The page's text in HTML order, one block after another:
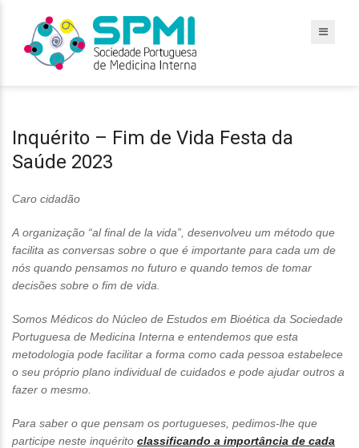
Inquérito – Fim de Vida Festa da
Saúde 2023
Inquérito
Fim
de
Vida
Festa
Saúde
2023
Caro cidadão
A organização “al final de la vida”, desenvolveu um método que
facilita as conversas sobre o que é importante para cada um de
nós quando pensamos no futuro e quando temos de tomar
decisões sobre o fim de vida.
Somos Médicos do Núcleo de Estudos em Bioética da Sociedade
Portuguesa de Medicina Interna e entendemos que esta
metodologia pode facilitar a forma como cada pessoa estabelece
o seu próprio plano individual de cuidados e pode ajudar outros a
fazer o mesmo.
Para saber o que pensam os portugueses, pedimos-lhe que
participe neste inquérito classificando a importância de cada